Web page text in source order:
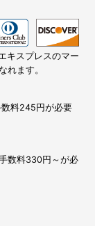
キスプレスのマー
れます。
料245円が必要
数料330円～が必